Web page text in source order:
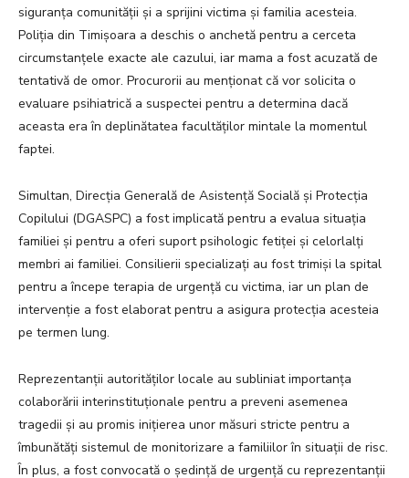
siguranța comunității și a sprijini victima și familia acesteia.
Poliția din Timișoara a deschis o anchetă pentru a cerceta
circumstanțele exacte ale cazului, iar mama a fost acuzată de
tentativă de omor. Procurorii au menționat că vor solicita o
evaluare psihiatrică a suspectei pentru a determina dacă
aceasta era în deplinătatea facultăților mintale la momentul
faptei.
Simultan, Direcția Generală de Asistență Socială și Protecția
Copilului (DGASPC) a fost implicată pentru a evalua situația
familiei și pentru a oferi suport psihologic fetiței și celorlalți
membri ai familiei. Consilierii specializați au fost trimiși la spital
pentru a începe terapia de urgență cu victima, iar un plan de
intervenție a fost elaborat pentru a asigura protecția acesteia
pe termen lung.
Reprezentanții autorităților locale au subliniat importanța
colaborării interinstituționale pentru a preveni asemenea
tragedii și au promis inițierea unor măsuri stricte pentru a
îmbunătăți sistemul de monitorizare a familiilor în situații de risc.
În plus, a fost convocată o ședință de urgență cu reprezentanții